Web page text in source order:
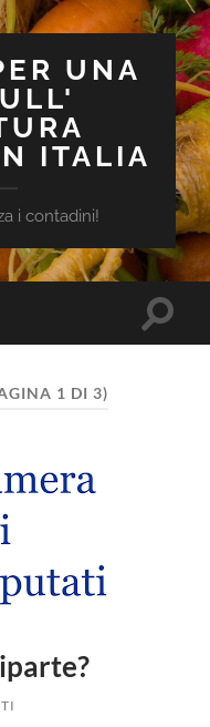
UNA
ITALIA
i contadini!
1 DI 3)